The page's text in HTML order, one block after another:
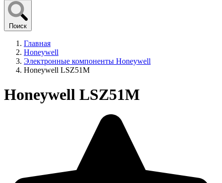
Поиск
Главная
Honeywell
Электронные компоненты Honeywell
Honeywell LSZ51M
Honeywell LSZ51M